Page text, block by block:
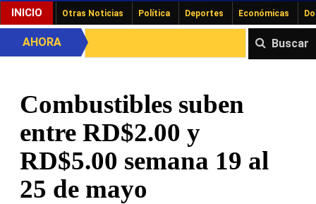
INICIO Otras Noticias Política Deportes Económicas
Buscar
AHORA
Combustibles suben
entre RD$2.00 y
RD$5.00 semana 19 al
25 de mayo